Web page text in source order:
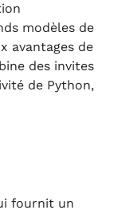
modèles de
avantages de
des invites
de Python,
fournit un